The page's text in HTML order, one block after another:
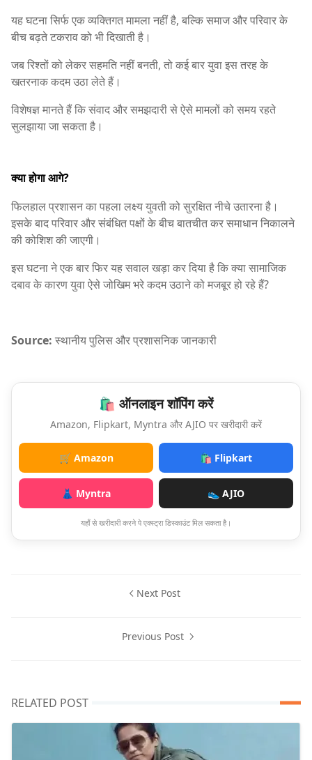
यह घटना सिर्फ एक व्यक्तिगत मामला नहीं है, बल्कि समाज और परिवार के
बीच बढ़ते टकराव को भी दिखाती है।
जब रिश्तों को लेकर सहमति नहीं बनती, तो कई बार युवा इस तरह के
खतरनाक कदम उठा लेते हैं।
विशेषज्ञ मानते हैं कि संवाद और समझदारी से ऐसे मामलों को समय रहते
सुलझाया जा सकता है।
क्या होगा आगे?
फिलहाल प्रशासन का पहला लक्ष्य युवती को सुरक्षित नीचे उतारना है।
इसके बाद परिवार और संबंधित पक्षों के बीच बातचीत कर समाधान निकालने
की कोशिश की जाएगी।
इस घटना ने एक बार फिर यह सवाल खड़ा कर दिया है कि क्या सामाजिक
दबाव के कारण युवा ऐसे जोखिम भरे कदम उठाने को मजबूर हो रहे हैं?
Source: स्थानीय पुलिस और प्रशासनिक जानकारी
🛍️ ऑनलाइन शॉपिंग करें
Amazon, Flipkart, Myntra और AJIO पर खरीदारी करें
🛒 Amazon 🛍️ Flipkart
👗 Myntra 👟 AJIO
यहाँ से खरीदारी करने पे एक्स्ट्रा डिस्काउंट मिल सकता है।
Next Post
Previous Post
RELATED POST